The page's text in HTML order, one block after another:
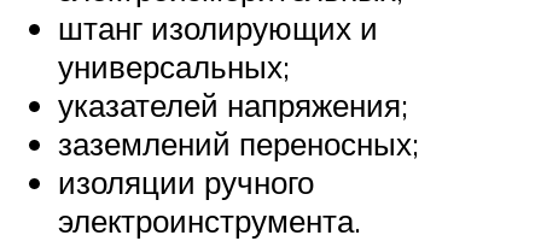
штанг изолирующих и
универсальных;
указателей напряжения;
заземлений переносных;
изоляции ручного
электроинструмента.